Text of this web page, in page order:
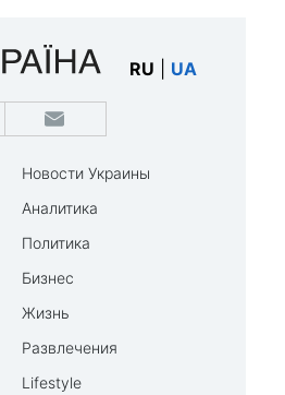
RU UA
Новости Украины
Аналитика
Политика
Бизнес
Жизнь
Развлечения
Lifestyle